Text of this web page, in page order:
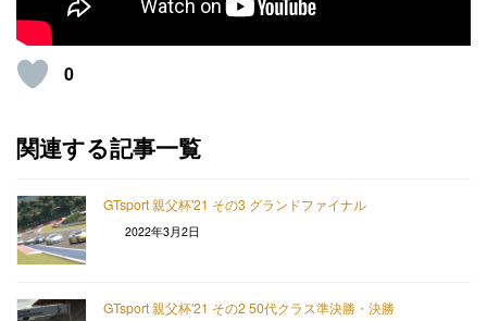
0
関連する記事一覧
GTsport 親父杯'21 その3 グランドファイナル
2022年3月2日
GTsport 親父杯'21 その2 50代クラス準決勝・決勝